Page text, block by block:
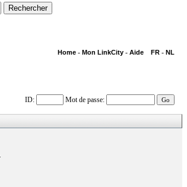
Home - Mon LinkCity - Aide FR - NL
ID: Mot de passe: